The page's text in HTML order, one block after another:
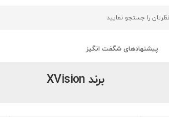
پیشنهادهای شگفت انگیز
برند XVision